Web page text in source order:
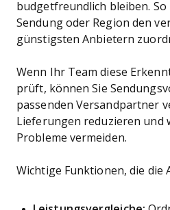
budgetfreundlich bleiben. So
Sendung oder Region den
günstigsten Anbietern
Wenn Ihr Team diese
prüft, können Sie
passenden Versandpartner
Lieferungen reduzieren und
Probleme vermeiden.
Wichtige Funktionen, die die